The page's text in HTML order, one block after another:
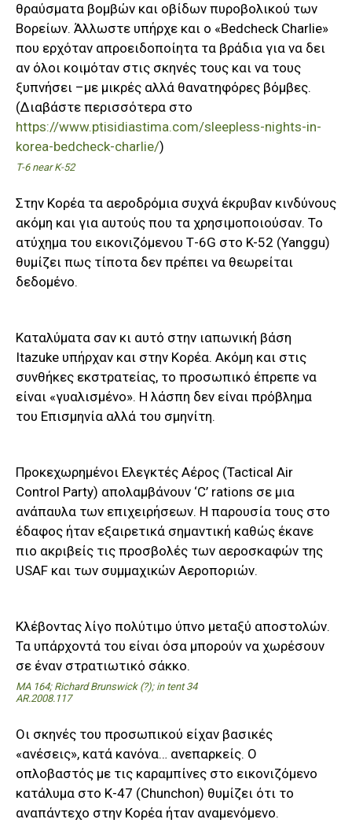
θραύσματα βομβών και οβίδων πυροβολικού των
Βορείων. Άλλωστε υπήρχε και ο «Bedcheck Charlie»
που ερχόταν απροειδοποίητα τα βράδια για να δει
αν όλοι κοιμόταν στις σκηνές τους και να τους
ξυπνήσει –με μικρές αλλά θανατηφόρες βόμβες.
(Διαβάστε περισσότερα στο
https://www.ptisidiastima.com/sleepless-nights-in-
korea-bedcheck-charlie/)
T-6 near K-52
Στην Κορέα τα αεροδρόμια συχνά έκρυβαν κινδύνους
ακόμη και για αυτούς που τα χρησιμοποιούσαν. Το
ατύχημα του εικονιζόμενου Τ-6G στο K-52 (Yanggu)
θυμίζει πως τίποτα δεν πρέπει να θεωρείται
δεδομένο.
Καταλύματα σαν κι αυτό στην ιαπωνική βάση
Itazuke υπήρχαν και στην Κορέα. Ακόμη και στις
συνθήκες εκστρατείας, το προσωπικό έπρεπε να
είναι «γυαλισμένο». Η λάσπη δεν είναι πρόβλημα
του Επισμηνία αλλά του σμηνίτη.
Προκεχωρημένοι Ελεγκτές Αέρος (Tactical Air
Control Party) απολαμβάνουν ‘C’ rations σε μια
ανάπαυλα των επιχειρήσεων. Η παρουσία τους στο
έδαφος ήταν εξαιρετικά σημαντική καθώς έκανε
πιο ακριβείς τις προσβολές των αεροσκαφών της
USAF και των συμμαχικών Αεροποριών.
Κλέβοντας λίγο πολύτιμο ύπνο μεταξύ αποστολών.
Τα υπάρχοντά του είναι όσα μπορούν να χωρέσουν
σε έναν στρατιωτικό σάκκο.
MA 164; Richard Brunswick (?); in tent 34
AR.2008.117
Οι σκηνές του προσωπικού είχαν βασικές
«ανέσεις», κατά κανόνα… ανεπαρκείς. Ο
οπλοβαστός με τις καραμπίνες στο εικονιζόμενο
κατάλυμα στο Κ-47 (Chunchon) θυμίζει ότι το
αναπάντεχο στην Κορέα ήταν αναμενόμενο.